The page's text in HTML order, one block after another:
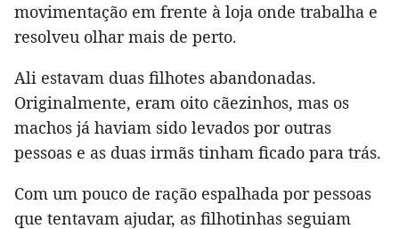
movimentação em frente à loja onde trabalha e
resolveu olhar mais de perto.
Ali estavam duas filhotes abandonadas.
Originalmente, eram oito cãezinhos, mas os
machos já haviam sido levados por outras
pessoas e as duas irmãs tinham ficado para trás.
Com um pouco de ração espalhada por pessoas
que tentavam ajudar, as filhotinhas seguiam